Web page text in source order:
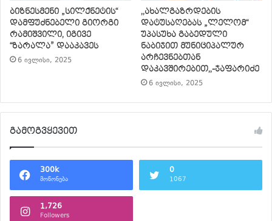
ბიზნესმენი „სილქნეტის“
დამფუძნებელი გიორგი
რამიშვილი, იგივე
“ზარალა” დააკავეს
6 ივლისი, 2025
,,ახალგაზრდების
დატუსაღებას „ლელომ“
უპასუხა გაბედული
ნაბიჯით მუნიციპალურ
არჩევნებთან
დაკავშირებით,,-ჯაფარიძე
6 ივლისი, 2025
გამოგვყევით
300k
მოწონება
0
1067
1,726
Followers